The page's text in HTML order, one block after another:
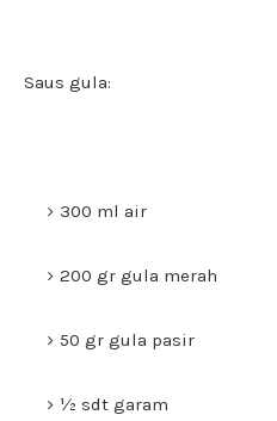
Saus gula:
300 ml air
200 gr gula merah
50 gr gula pasir
½ sdt garam